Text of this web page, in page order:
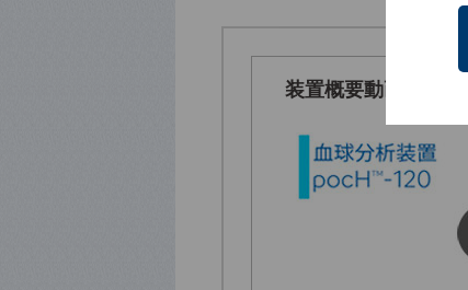
装置概要動画（1分